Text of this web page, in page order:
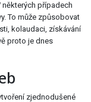
případech
To může způsobovat
kolaudaci, získávání
proto je dnes
zjednodušené